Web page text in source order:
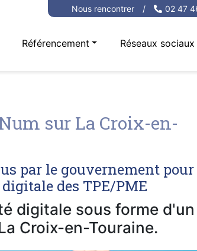
Nous rencontrer / 02 47
Référencement Réseaux sociaux
sur La Croix-en-
par le gouvernement
des TPE/PME
digitale sous forme d'un
Croix-en-Touraine.